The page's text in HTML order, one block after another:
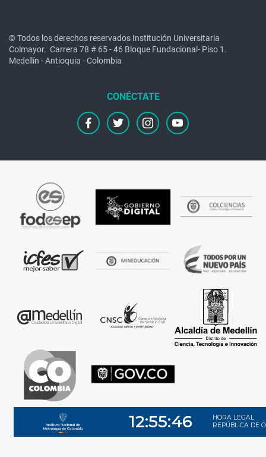
© Todos los derechos reservados Institución Universitaria
Colmayor. Carrera 78 # 65 - 46 Bloque Fundacional- Piso 1.
Medellín - Antioquia - Colombia